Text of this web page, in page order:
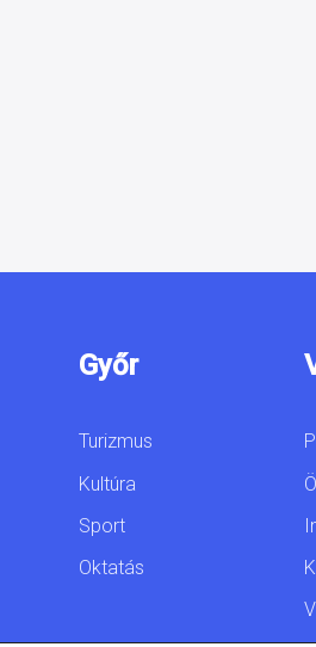
Győr
Turizmus
Kultúra
Sport
Oktatás